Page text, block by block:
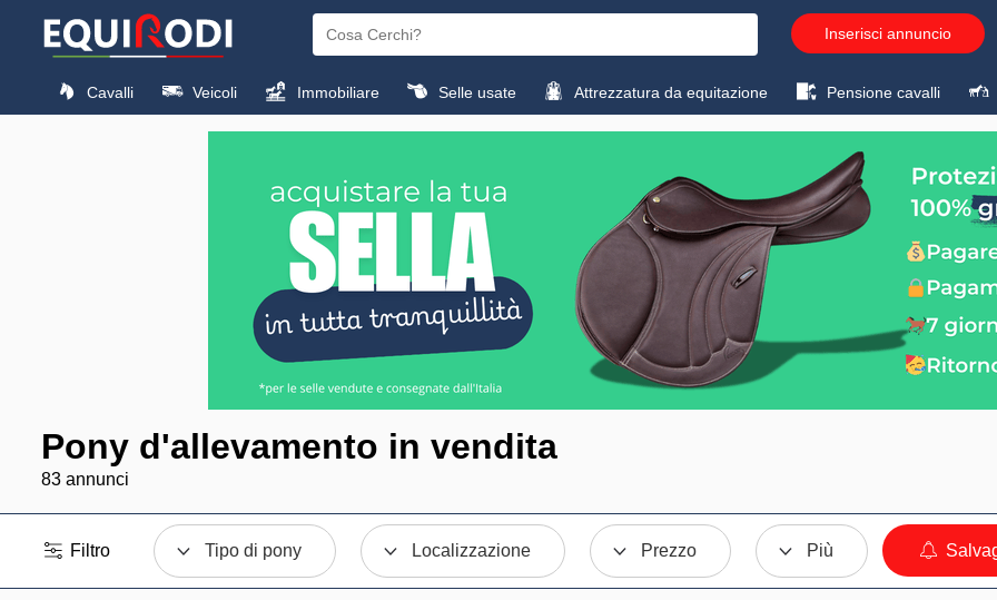
Inserisci annuncio
Cavalli Veicoli Immobiliare Selle usate Attrezzatura da equitazione Pensione cavalli
Pony d'allevamento in vendita
83 annunci
Filtro Tipo di pony Localizzazione Prezzo Più